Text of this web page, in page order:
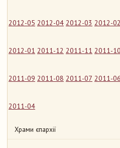
2012-05 2012-04 2012-03 2012-02
2012-01 2011-12 2011-11 2011-10
2011-09 2011-08 2011-07 2011-06
2011-04
Храми єпархії